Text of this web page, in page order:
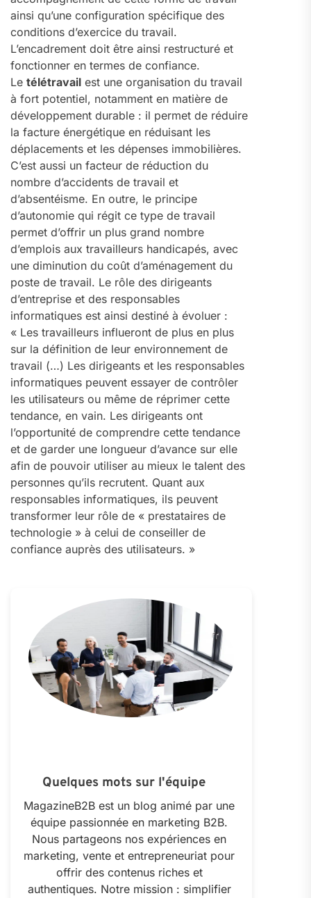
ainsi qu’une configuration spécifique des
conditions d’exercice du travail.
L’encadrement doit être ainsi restructuré et
fonctionner en termes de confiance.
Le télétravail est une organisation du travail
à fort potentiel, notamment en matière de
développement durable : il permet de réduire
la facture énergétique en réduisant les
déplacements et les dépenses immobilières.
C’est aussi un facteur de réduction du
nombre d’accidents de travail et
d’absentéisme. En outre, le principe
d’autonomie qui régit ce type de travail
permet d’offrir un plus grand nombre
d’emplois aux travailleurs handicapés, avec
une diminution du coût d’aménagement du
poste de travail. Le rôle des dirigeants
d’entreprise et des responsables
informatiques est ainsi destiné à évoluer :
« Les travailleurs influeront de plus en plus
sur la définition de leur environnement de
travail (…) Les dirigeants et les responsables
informatiques peuvent essayer de contrôler
les utilisateurs ou même de réprimer cette
tendance, en vain. Les dirigeants ont
l’opportunité de comprendre cette tendance
et de garder une longueur d’avance sur elle
afin de pouvoir utiliser au mieux le talent des
personnes qu’ils recrutent. Quant aux
responsables informatiques, ils peuvent
transformer leur rôle de « prestataires de
technologie » à celui de conseiller de
confiance auprès des utilisateurs. »
Quelques mots sur l'équipe
MagazineB2B est un blog animé par une
équipe passionnée en marketing B2B.
Nous partageons nos expériences en
marketing, vente et entrepreneuriat pour
offrir des contenus riches et
authentiques. Notre mission : simplifier